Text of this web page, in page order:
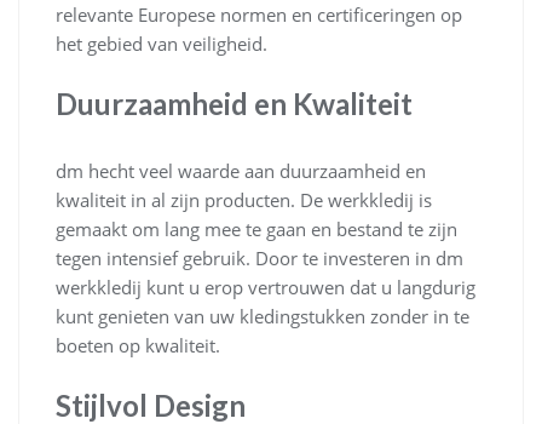
relevante Europese normen en certificeringen op
het gebied van veiligheid.
Duurzaamheid en Kwaliteit
dm hecht veel waarde aan duurzaamheid en
kwaliteit in al zijn producten. De werkkledij is
gemaakt om lang mee te gaan en bestand te zijn
tegen intensief gebruik. Door te investeren in dm
werkkledij kunt u erop vertrouwen dat u langdurig
kunt genieten van uw kledingstukken zonder in te
boeten op kwaliteit.
Stijlvol Design